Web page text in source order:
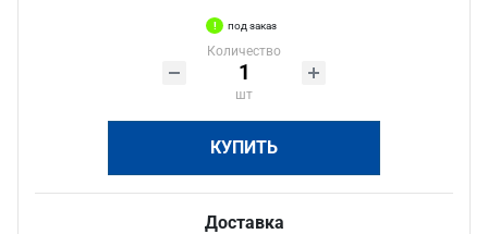
под заказ
Количество
шт
КУПИТЬ
Доставка